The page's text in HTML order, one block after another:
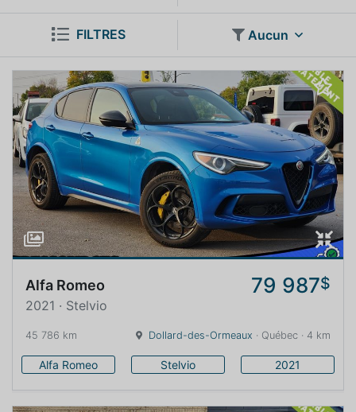
FILTRES Aucun
Alfa Romeo 79 987$
2021 · Stelvio
45 786 km Dollard-des-Ormeaux · Québec · 4 km
Alfa Romeo Stelvio 2021